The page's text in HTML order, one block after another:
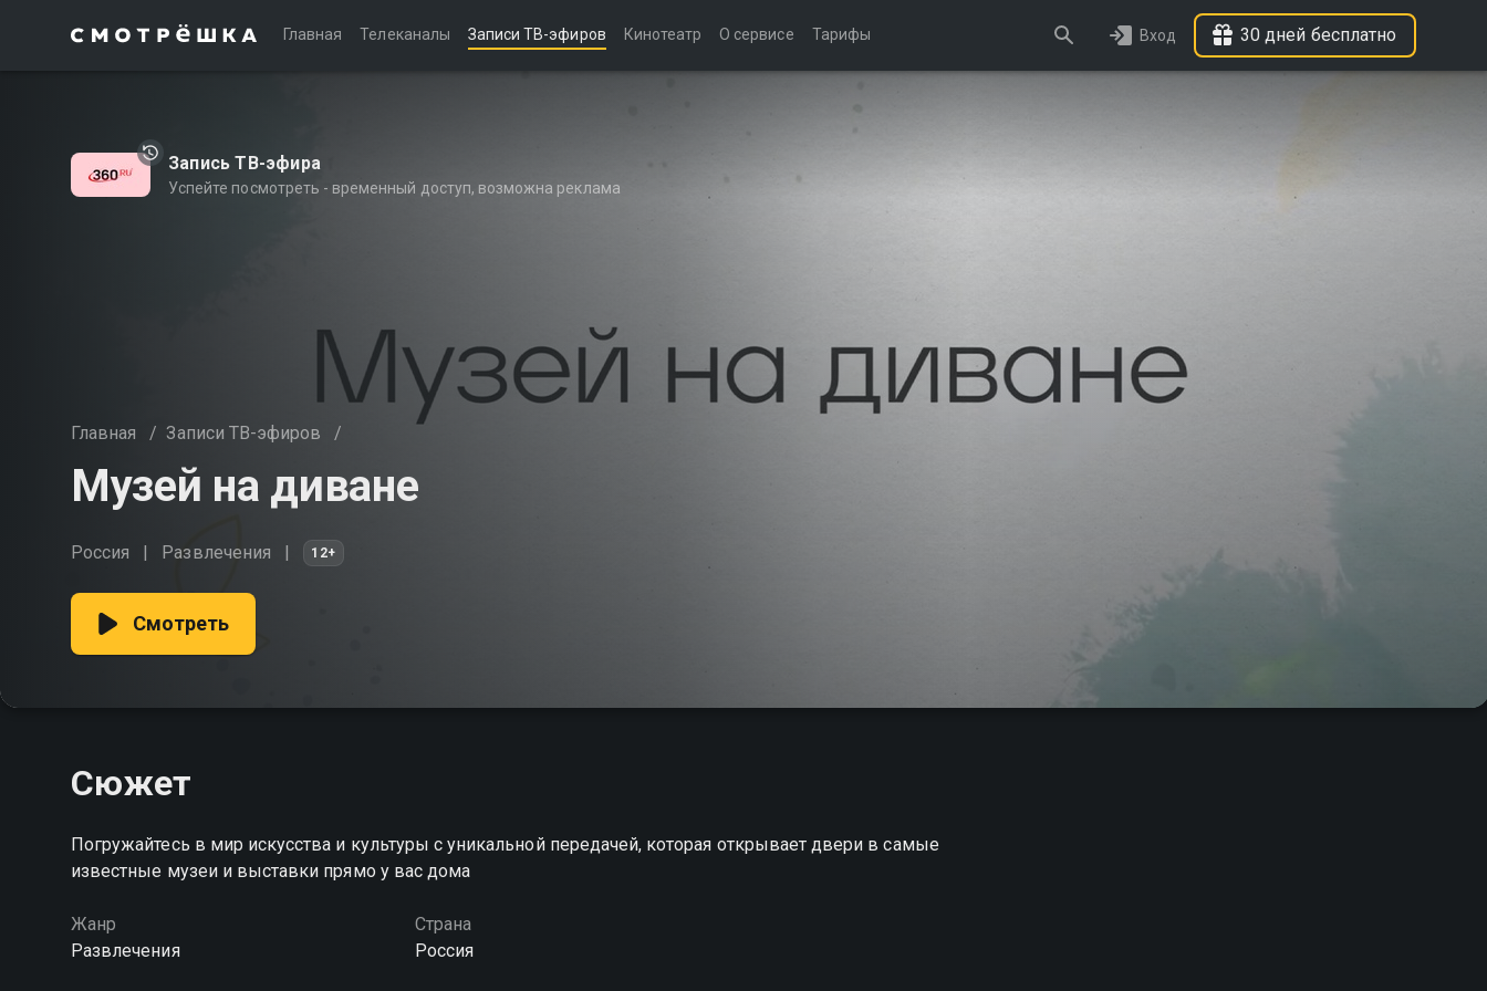
Главная Телеканалы Записи ТВ-эфиров Кинотеатр О сервисе Тарифы Вход 30 дней бесплатно
Запись ТВ-эфира
Успейте посмотреть - временный доступ, возможна реклама
Главная / Записи ТВ-эфиров /
Музей на диване
Россия Развлечения 12+
Смотреть
Сюжет
Погружайтесь в мир искусства и культуры с уникальной передачей, которая открывает двери в самые
известные музеи и выставки прямо у вас дома
Жанр
Развлечения
Страна
Россия